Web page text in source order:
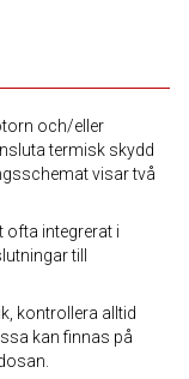
och/eller
termisk skydd
visar två
ofta integrerat i
till
kontrollera alltid
kan finnas på